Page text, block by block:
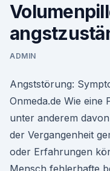
ADMIN
Angststörung:
Onmeda.de Wie
unter anderem
der Vergangenheit
oder Erfahrungen
Mensch fehlerhafte